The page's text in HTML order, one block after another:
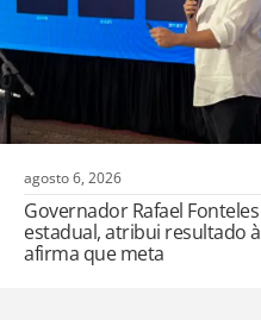
agosto 6, 2026
Governador Rafael
estadual, atribui resultado
afirma que meta